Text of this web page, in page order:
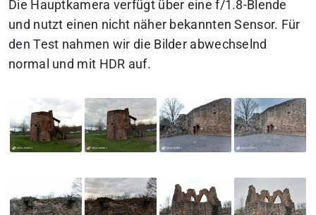
Die Hauptkamera verfügt über eine f/1.8-Blende
und nutzt einen nicht näher bekannten Sensor. Für
den Test nahmen wir die Bilder abwechselnd
normal und mit HDR auf.